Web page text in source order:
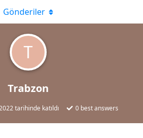
T
Trabzon
tarihinde katıldı 0 best answers
Gönderiler